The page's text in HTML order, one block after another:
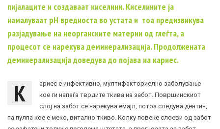
пијалаците и создаваат киселини. Киселините ја
намалуваат pH вредноста во устата и тоа предизвикува
разјадување на неорганските материи од глеѓта, а
процесот се нарекува деминерализација. Продолжената
деминерализација доведува до појава на кариес.
К
ариес е инфективно, мултифакториелно заболување
кое ги напаѓа тврдите ткива на забот. Површинскиот
слој на забот се нарекува емајл, потоа следува дентин,
па пулпа кое е меко, витално ткиво. Колку повеќе слоеви од забот